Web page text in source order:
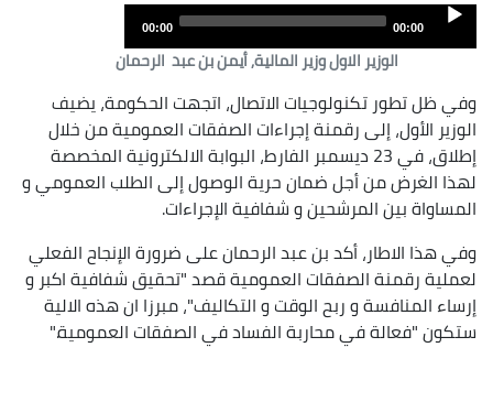
Audio
Player
00:00
00:00
الوزير الاول وزير المالية, أيمن بن عبد الرحمان
وفي ظل تطور تكنولوجيات الاتصال، اتجهت الحكومة، يضيف
الوزير الأول، إلى رقمنة إجراءات الصفقات العمومية من خلال
إطلاق، في 23 ديسمبر الفارط، البوابة الالكترونية المخصصة
لهذا الغرض من أجل ضمان حرية الوصول إلى الطلب العمومي و
المساواة بين المرشحين و شفافية الإجراءات.
وفي هذا الاطار، أكد بن عبد الرحمان على ضرورة الإنجاح الفعلي
لعملية رقمنة الصفقات العمومية قصد "تحقيق شفافية اكبر و
إرساء المنافسة و ربح الوقت و التكاليف"، مبرزا ان هذه الالية
ستكون "فعالة في محاربة الفساد في الصفقات العمومية".